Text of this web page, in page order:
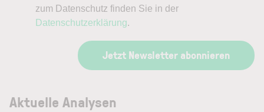
zum Datenschutz finden Sie in der
Datenschutzerklärung.
Jetzt Newsletter abonnieren
Aktuelle Analysen